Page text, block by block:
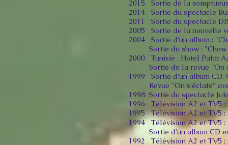
2015 Sortie de la
2014 Sortie du spectacle
2011 Sortie du spectacle
2005 Sortie de la nouvelle
2004 Sortie d'un album :
Sortie du show : "Chow
2000 Tunisie : Hotel Palm
Sortie de la revue "On
1999 Sortie d'un album CD.
Revue "On s'éclate"
1998 Sortie du spectacle
1996 Télévision A2 et TV5 :
1995 Télévision A2 et TV5 :
1994 Télévision A2 et TV5 :
Sortie d'un album CD en
1992 Télévision A2 et TV5 :